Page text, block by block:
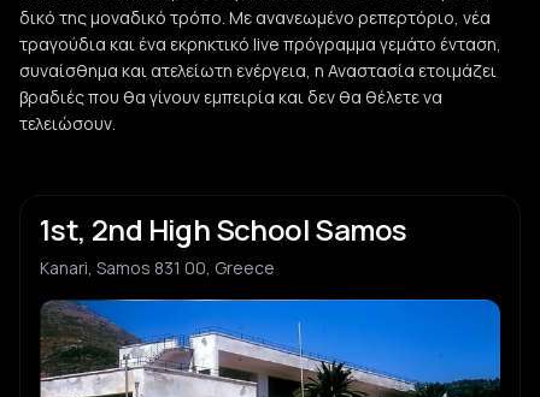
δικό της μοναδικό τρόπο. Με ανανεωμένο ρεπερτόριο, νέα
τραγούδια και ένα εκρηκτικό live πρόγραμμα γεμάτο ένταση,
συναίσθημα και ατελείωτη ενέργεια, η Αναστασία ετοιμάζει
βραδιές που θα γίνουν εμπειρία και δεν θα θέλετε να
τελειώσουν.
1st, 2nd High School Samos
Kanari, Samos 831 00, Greece